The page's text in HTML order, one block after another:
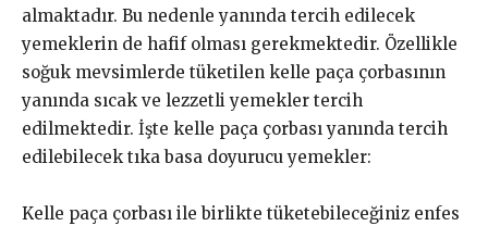
almaktadır. Bu nedenle yanında tercih edilecek
yemeklerin de hafif olması gerekmektedir. Özellikle
soğuk mevsimlerde tüketilen kelle paça çorbasının
yanında sıcak ve lezzetli yemekler tercih
edilmektedir. İşte kelle paça çorbası yanında tercih
edilebilecek tıka basa doyurucu yemekler:
Kelle paça çorbası ile birlikte tüketebileceğiniz enfes